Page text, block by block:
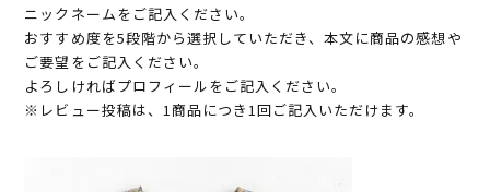
ニックネームをご記入ください。
おすすめ度を5段階から選択していただき、本文に商品の感想や
ご要望をご記入ください。
よろしければプロフィールをご記入ください。
※レビュー投稿は、1商品につき1回ご記入いただけます。